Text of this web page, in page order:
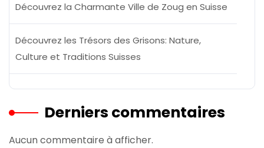
Découvrez la Charmante Ville de Zoug en Suisse
Découvrez les Trésors des Grisons: Nature,
Culture et Traditions Suisses
Derniers commentaires
Aucun commentaire à afficher.